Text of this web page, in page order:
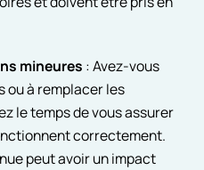
mineures : Avez-vous
ou à remplacer les
le temps de vous assurer
correctement.
peut avoir un impact